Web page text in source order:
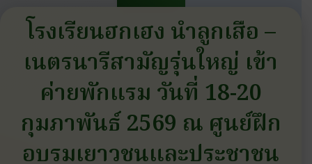
โรงเรียนฮกเฮง นำลูกเสือ –
เนตรนารีสามัญรุ่นใหญ่ เข้า
ค่ายพักแรม วันที่ 18-20
กุมภาพันธ์ 2569 ณ ศูนย์ฝึก
อบรมเยาวชนและประชาชน